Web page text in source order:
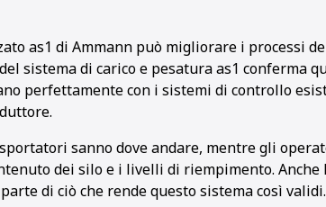
as1 di Ammann può migliorare i processi
sistema di carico e pesatura as1 conferma
perfettamente con i sistemi di controllo
sanno dove andare, mentre gli
dei silo e i livelli di riempimento. Anche
di ciò che rende questo sistema così validi.